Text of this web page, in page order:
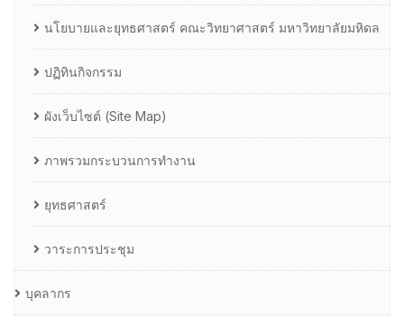
นโยบายและยุทธศาสตร์ คณะวิทยาศาสตร์ มหาวิทยาลัยมหิดล
ปฏิทินกิจกรรม
ผังเว็บไซต์ (Site Map)
ภาพรวมกระบวนการทำงาน
ยุทธศาสตร์
วาระการประชุม
บุคลากร